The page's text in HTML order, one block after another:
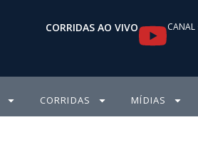
CORRIDAS AO VIVO
Y
u
t
CANAL
CORRIDAS MÍDIAS